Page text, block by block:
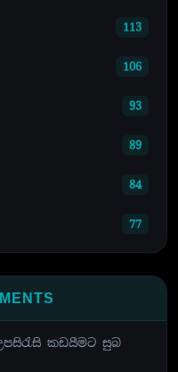
113
106
93
89
84
77
කඩයීමට සුබ